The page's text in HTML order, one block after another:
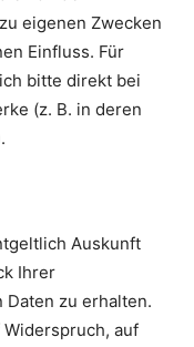
eigenen Zwecken
Einfluss. Für
bitte direkt bei
(z. B. in deren
Auskunft
Ihrer
zu erhalten.
auf